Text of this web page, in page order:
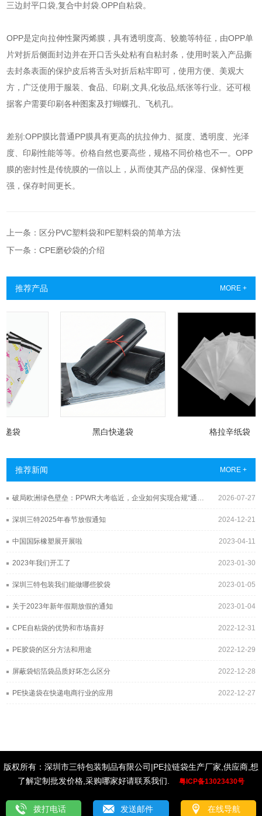
三边封平口袋,复合中封袋.OPP自粘袋。
OPP是定向拉伸性聚丙烯膜，具有透明度高、较脆等特征，由OPP单
片对折后侧面封边并在开口舌头处粘有自粘封条，使用时装入产品撕
去封条表面的保护皮后将舌头对折后粘牢即可，使用方便、美观大
方，广泛使用于服装、食品、印刷,文具,化妆品,纸张等行业。还可根
据客户需要印刷各种图案及打蝴蝶孔、飞机孔。
差别:OPP膜比普通PP膜具有更高的抗拉伸力、挺度、透明度、光泽
度、印刷性能等等。价格自然也要高些，规格不同价格也不一。OPP
膜的密封性是传统膜的一倍以上，从而使其产品的保湿、保鲜性更
强，保存时间更长。
上一条：区分PVC塑料袋和PE塑料袋的简单方法
下一条：CPE磨砂袋的介绍
推荐产品 MORE +
袋 黑白快递袋 格拉辛纸袋
推荐新闻 MORE +
2026-07-27
破局欧洲绿色壁垒：PPWR大考临近，企业如何实现合规“通关”？
2024-12-21
深圳三特2025年春节放假通知
2023-04-11
中国国际橡塑展开展啦
2023-01-30
2023年我们开工了
2023-01-05
深圳三特包装我们能做哪些胶袋
2023-01-04
关于2023年新年假期放假的通知
2022-12-31
CPE自粘袋的优势和市场喜好
2022-12-29
PE胶袋的区分方法和用途
2022-12-28
屏蔽袋铝箔袋品质好坏怎么区分
2022-12-27
PE快递袋在快递电商行业的应用
版权所有：深圳市三特包装制品有限公司|PE拉链袋生产厂家,供应商,想
了解定制批发价格,采购哪家好请联系我们. 粤ICP备13023430号
拨打电话 发送邮件 在线导航